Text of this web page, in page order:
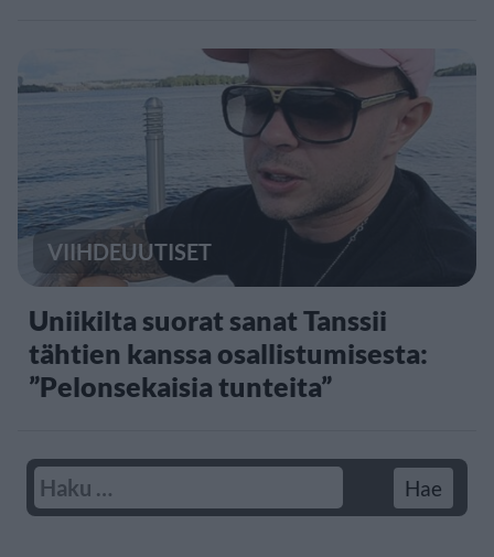
VIIHDEUUTISET
Uniikilta suorat sanat Tanssii
tähtien kanssa osallistumisesta:
”Pelonsekaisia tunteita”